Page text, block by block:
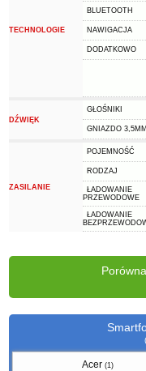
TECHNOLOGIE
BLUETOOTH
NAWIGACJA
DODATKOWO
DŹWIĘK
GŁOŚNIKI
GNIAZDO 3,5MM
ZASILANIE
POJEMNOŚĆ
RODZAJ
ŁADOWANIE
PRZEWODOWE
ŁADOWANIE
Acer (1)